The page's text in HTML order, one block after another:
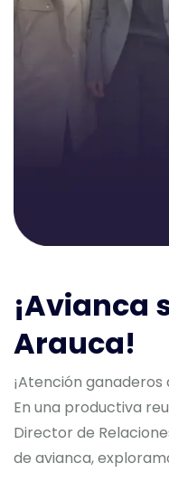
¡Avianca
Arauca!
¡Atención
En una productiva
Director de
de avianca,